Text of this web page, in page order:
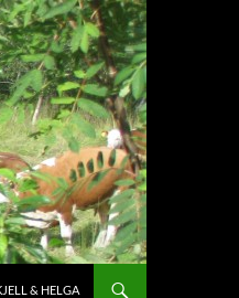
& HELGA